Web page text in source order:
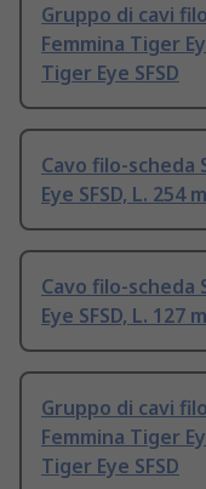
Gruppo di cavi
Femmina Tiger
Tiger Eye SFSD
Cavo filo-scheda
Eye SFSD, L. 254
Cavo filo-scheda
Eye SFSD, L. 127
Gruppo di cavi
Femmina Tiger
Tiger Eye SFSD